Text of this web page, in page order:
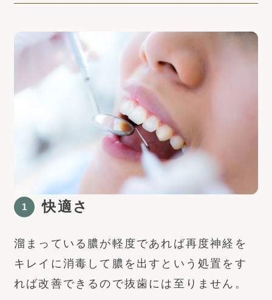
快適さ
溜まっている膿が軽度であれば再度神経を
キレイに消毒して膿を出すという処置をす
れば改善できるので抜歯には至りません。